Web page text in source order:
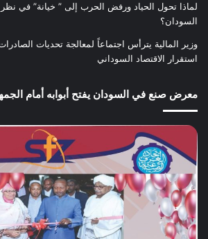
لماذا تحول الحياد ورفض الحرب إلى ” خيانة” في
السودان؟
وزير المالية يترأس اجتماعاً لمعالجة تحديات
استقرار الاقتصاد السوداني
معرض صنع في السودان يفتح أبوابه أمام